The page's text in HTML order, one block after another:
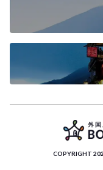
COPYRIGHT